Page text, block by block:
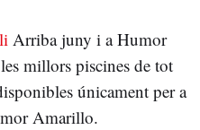
Arriba juny i a Humor
millors piscines de tot
únicament per a
Amarillo.